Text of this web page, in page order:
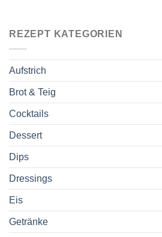
REZEPT KATEGORIEN
Aufstrich
Brot & Teig
Cocktails
Dessert
Dips
Dressings
Eis
Getränke